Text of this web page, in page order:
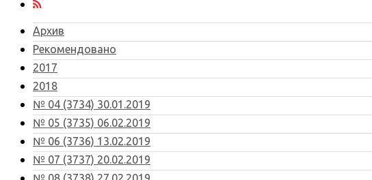
Архив
Рекомендовано
2017
2018
№ 04 (3734) 30.01.2019
№ 05 (3735) 06.02.2019
№ 06 (3736) 13.02.2019
№ 07 (3737) 20.02.2019